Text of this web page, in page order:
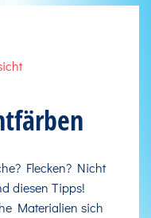
Flecken? Nicht
diesen Tipps!
Materialien sich